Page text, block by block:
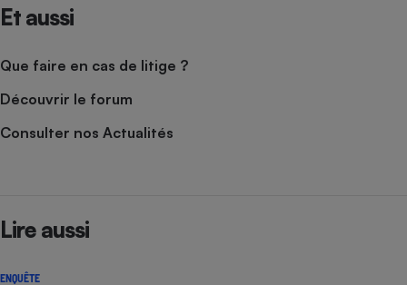
Et aussi
Que faire en cas de litige ?
Découvrir le forum
Consulter nos Actualités
Lire aussi
ENQUÊTE